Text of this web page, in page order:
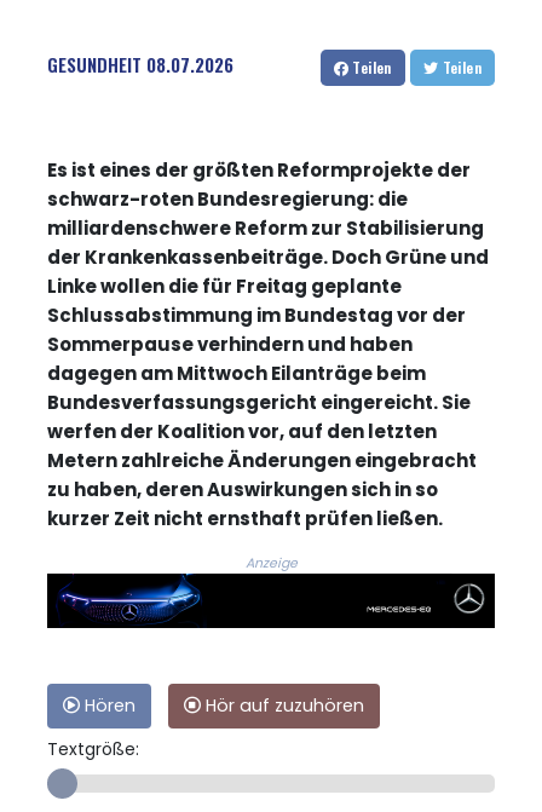
GESUNDHEIT 08.07.2026 Teilen Teilen
Es ist eines der größten Reformprojekte der
schwarz-roten Bundesregierung: die
milliardenschwere Reform zur Stabilisierung
der Krankenkassenbeiträge. Doch Grüne und
Linke wollen die für Freitag geplante
Schlussabstimmung im Bundestag vor der
Sommerpause verhindern und haben
dagegen am Mittwoch Eilanträge beim
Bundesverfassungsgericht eingereicht. Sie
werfen der Koalition vor, auf den letzten
Metern zahlreiche Änderungen eingebracht
zu haben, deren Auswirkungen sich in so
kurzer Zeit nicht ernsthaft prüfen ließen.
Anzeige
Hören
Hör auf zuzuhören
Textgröße: